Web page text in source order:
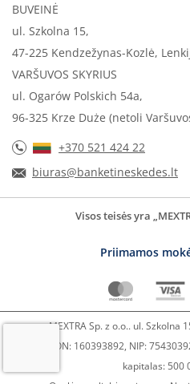
BUVEINĖ
ul. Szkolna 15,
47-225 Kendzežynas-Kozlė,
VARŠUVOS SKYRIUS
ul. Ogarów Polskich 54a,
96-325 Krze Duże (netoli
+370 521 424 22
biuras@banketineskedes.lt
Visos teisės yra
Priimamos
MEXTRA Sp. z o.o.. ul. Szkolna
REGON: 160393892, NIP:
kapitalas: 500